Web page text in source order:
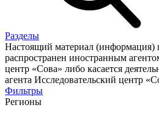
Разделы
Настоящий материал (информация)
распространен иностранным
центр «Сова» либо касается
агента Исследовательский центр
Фильтры
Регионы